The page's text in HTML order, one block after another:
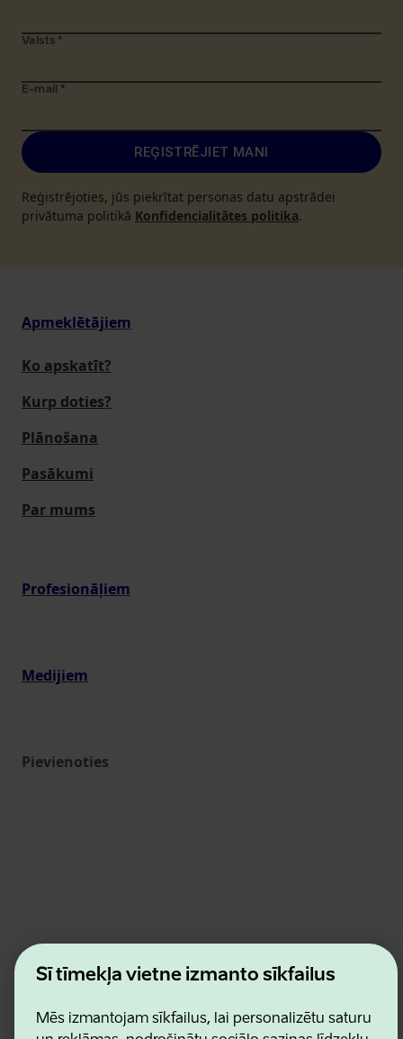
Šī tīmekļa vietne izmanto sīkfailus
Mēs izmantojam sīkfailus, lai personalizētu saturu
Valsts *
E-mail *
REĢISTRĒJIET MANI
Reģistrējoties, jūs piekrītat personas datu apstrādei
privātuma politikā Konfidencialitātes politika.
Apmeklētājiem
Ko apskatīt?
Kurp doties?
Plānošana
Pasākumi
Par mums
Profesionāļiem
Medijiem
Pievienoties
Estonian Business and Innovation Agency
Kontakti
Lietošanas noteikumi